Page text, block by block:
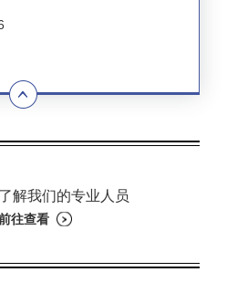
了解我们的专业人员
往查看